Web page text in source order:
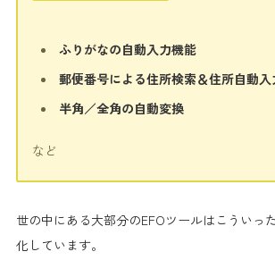
ふりがなの自動入力機能
郵便番号による住所検索＆住所自動入
半角／全角の自動変換
など
世の中にある大部分のEFOツールはこういった
化しています。